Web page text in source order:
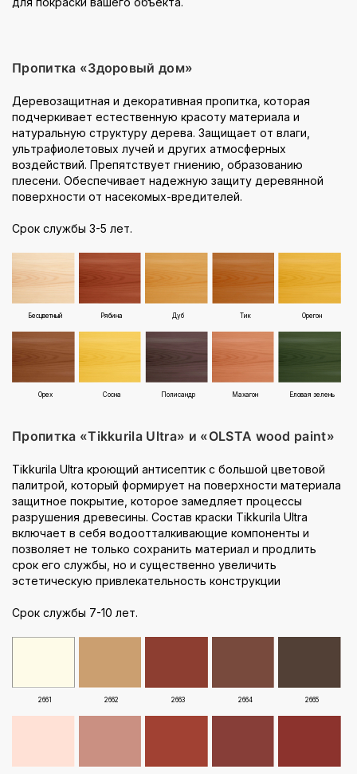
Пропитка «Здоровый дом»
Деревозащитная и декоративная пропитка, которая
подчеркивает естественную красоту материала и
натуральную структуру дерева. Защищает от влаги,
ультрафиолетовых лучей и других атмосферных
воздействий. Препятствует гниению, образованию
плесени. Обеспечивает надежную защиту деревянной
поверхности от насекомых-вредителей.
Срок службы 3-5 лет.
Бесцветный Рябина Дуб Тик Орегон
Орех Сосна Полисандр Махагон Еловая зелень
Пропитка «Tikkurila Ultra» и «OLSTA wood paint»
Tikkurila Ultra кроющий антисептик с большой цветовой
палитрой, который формирует на поверхности материала
защитное покрытие, которое замедляет процессы
разрушения древесины. Состав краски Tikkurila Ultra
включает в себя водоотталкивающие компоненты и
позволяет не только сохранить материал и продлить
срок его службы, но и существенно увеличить
эстетическую привлекательность конструкции
Срок службы 7-10 лет.
2661 2662 2663 2664 2665